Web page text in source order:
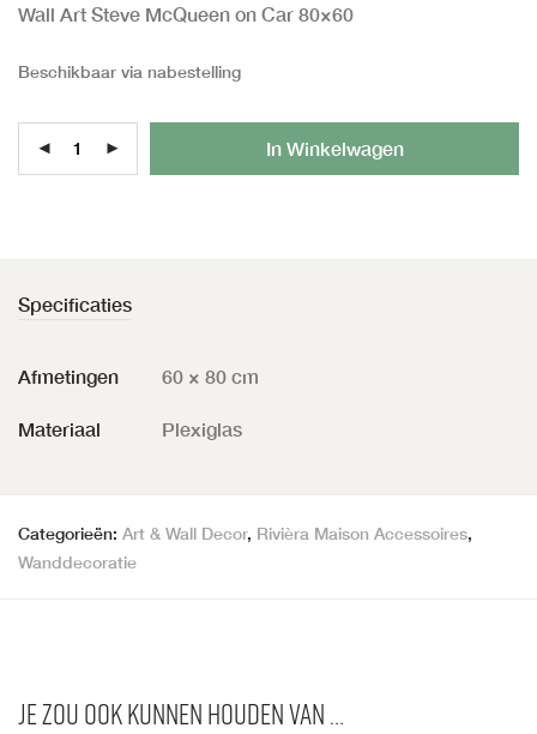
Wall Art Steve McQueen on Car 80×60
Beschikbaar via nabestelling
In Winkelwagen
Specificaties
Afmetingen 60 × 80 cm
Materiaal Plexiglas
Categorieën: Art & Wall Decor, Rivièra Maison Accessoires,
Wanddecoratie
Je zou ook kunnen houden van …